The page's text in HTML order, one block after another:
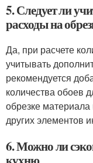
5. Следует ли
расходы на
Да, при расчете
учитывать
рекомендуется
количества обоев
обрезке
других элементов
6. Можно ли